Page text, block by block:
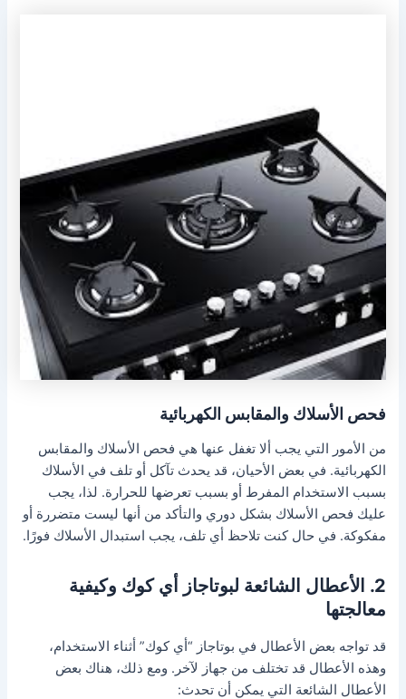
فحص الأسلاك والمقابس الكهربائية
من الأمور التي يجب ألا تغفل عنها هي فحص الأسلاك والمقابس
الكهربائية. في بعض الأحيان، قد يحدث تآكل أو تلف في الأسلاك
بسبب الاستخدام المفرط أو بسبب تعرضها للحرارة. لذا، يجب
عليك فحص الأسلاك بشكل دوري والتأكد من أنها ليست متضررة أو
مفكوكة. في حال كنت تلاحظ أي تلف، يجب استبدال الأسلاك فورًا.
2. الأعطال الشائعة لبوتاجاز أي كوك وكيفية
معالجتها
قد تواجه بعض الأعطال في بوتاجاز “أي كوك” أثناء الاستخدام،
وهذه الأعطال قد تختلف من جهاز لآخر. ومع ذلك، هناك بعض
الأعطال الشائعة التي يمكن أن تحدث: